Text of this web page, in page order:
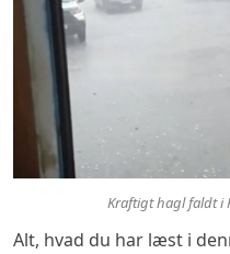
Kraftigt hagl faldt i
Alt, hvad du har læst i